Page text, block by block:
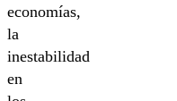
economías,
la
inestabilidad
en